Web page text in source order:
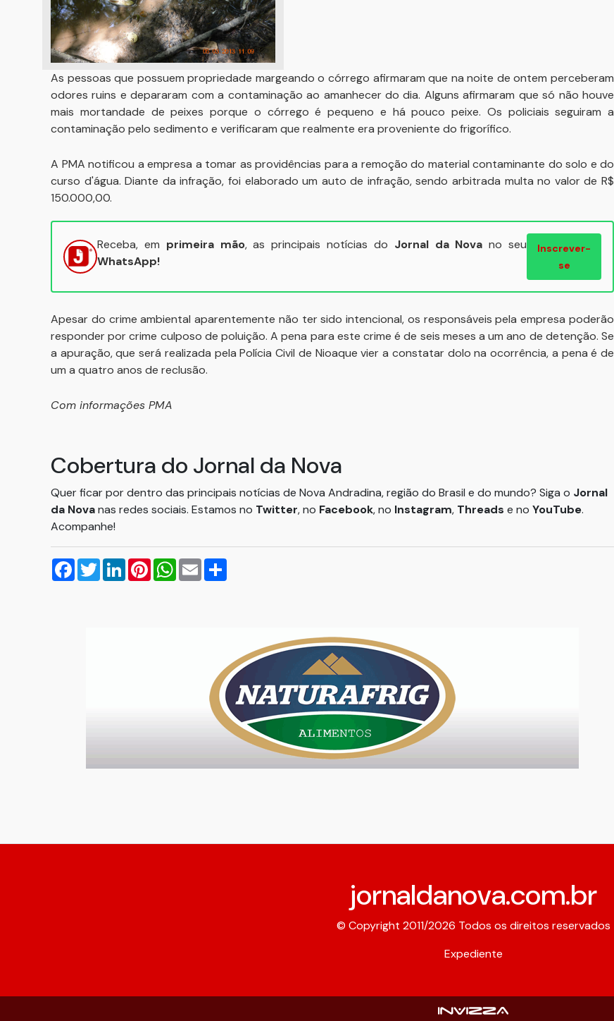
As pessoas que possuem propriedade margeando o córrego afirmaram que na noite de ontem perceberam
odores ruins e depararam com a contaminação ao amanhecer do dia. Alguns afirmaram que só não houve
mais mortandade de peixes porque o córrego é pequeno e há pouco peixe. Os policiais seguiram a
contaminação pelo sedimento e verificaram que realmente era proveniente do frigorífico.
A PMA notificou a empresa a tomar as providências para a remoção do material contaminante do solo e do
curso d'água. Diante da infração, foi elaborado um auto de infração, sendo arbitrada multa no valor de R$
150.000,00.
Receba, em primeira mão, as principais notícias do Jornal da Nova no seu
WhatsApp!
Inscrever-
se
Apesar do crime ambiental aparentemente não ter sido intencional, os responsáveis pela empresa poderão
responder por crime culposo de poluição. A pena para este crime é de seis meses a um ano de detenção. Se
a apuração, que será realizada pela Polícia Civil de Nioaque vier a constatar dolo na ocorrência, a pena é de
um a quatro anos de reclusão.
Com informações PMA
Cobertura do Jornal da Nova
Quer ficar por dentro das principais notícias de Nova Andradina, região do Brasil e do mundo? Siga o Jornal
da Novanas redes sociais. Estamos no Twitter, no Facebook, no Instagram, Threads e no YouTube.
Acompanhe!
Facebook
TwitterLinkedInPinterestWhatsApp
Email
jornaldanova.com.br
© Copyright 2011/2026 Todos os direitos reservados
Expediente